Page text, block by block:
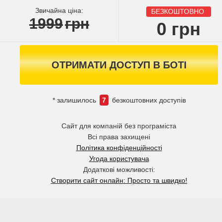
Звичайна ціна:
1999грн
БЕЗКОШТОВНО
0 грн
ОТРИМАТИ ДОСТУП В БОТІ
* залишилось 7 безкоштовних доступів
Сайт для компаній без програміста
Всі права захищені
Політика конфіденційності
Угода користувача
Додаткові можливості:
Створити сайт онлайн: Просто та швидко!